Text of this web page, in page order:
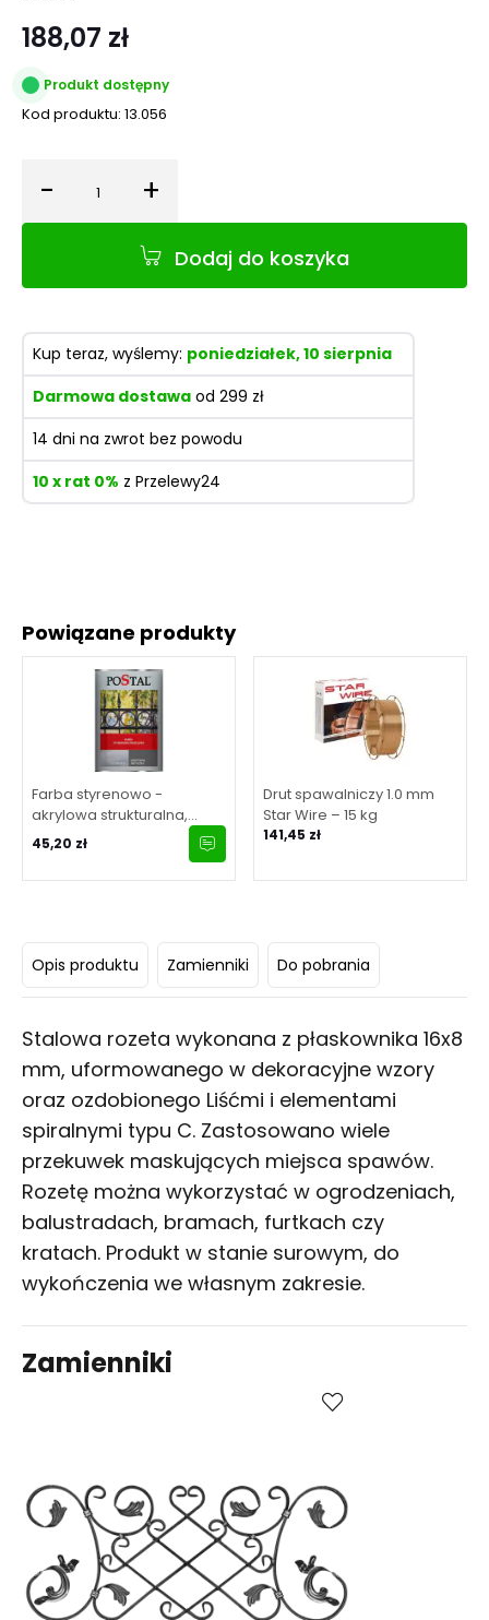
Powiązane produkty
Farba styrenowo -
akrylowa strukturalna,
grafit antyczny 1 l
45,20 zł
Drut spawalniczy 1.0 mm
Star Wire – 15 kg
141,45 zł
Opis produktu Zamienniki Do pobrania
Stalowa rozeta wykonana z płaskownika 16x8
mm, uformowanego w dekoracyjne wzory
oraz ozdobionego Liśćmi i elementami
spiralnymi typu C. Zastosowano wiele
przekuwek maskujących miejsca spawów.
Rozetę można wykorzystać w ogrodzeniach,
balustradach, bramach, furtkach czy
kratach. Produkt w stanie surowym, do
wykończenia we własnym zakresie.
Zamienniki
Kup
188,07 zł
Produkt dostępny
Kod produktu: 13.056
- Ilość +
Dodaj do koszyka
Kup teraz, wyślemy: poniedziałek, 10 sierpnia
Darmowa dostawa od 299 zł
14 dni na zwrot bez powodu
10 x rat 0% z Przelewy24